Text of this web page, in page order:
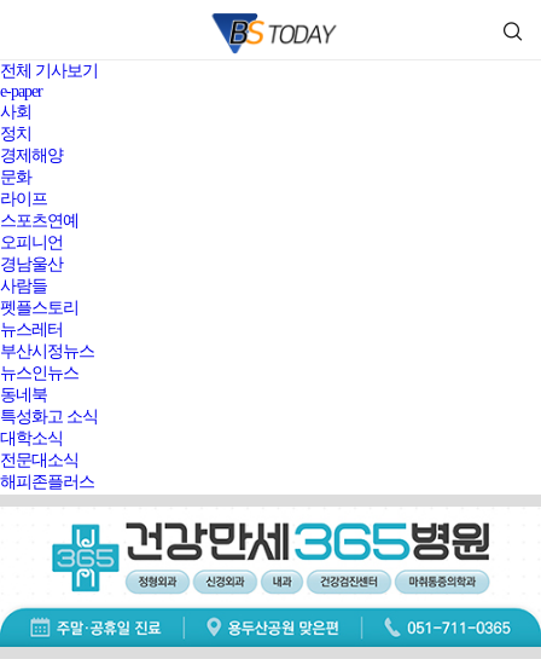
전체 기사보기
e-paper
사회
정치
경제해양
문화
라이프
스포츠연예
오피니언
경남울산
사람들
펫플스토리
뉴스레터
부산시정뉴스
뉴스인뉴스
동네북
특성화고 소식
대학소식
전문대소식
해피존플러스